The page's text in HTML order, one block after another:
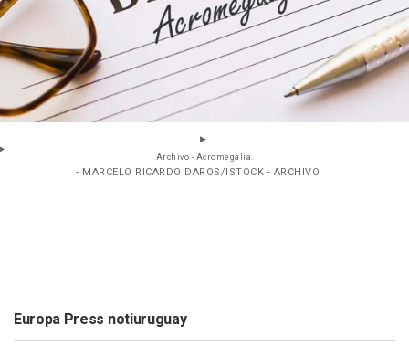
Archivo - Acromegalia.
- MARCELO RICARDO DAROS/ISTOCK - ARCHIVO
Europa Press notiuruguay